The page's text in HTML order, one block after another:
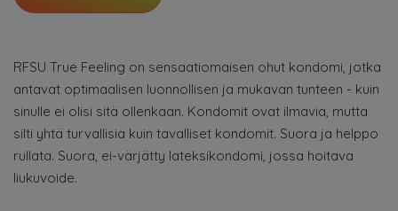
RFSU True Feeling on sensaatiomaisen ohut kondomi, jotka
antavat optimaalisen luonnollisen ja mukavan tunteen - kuin
sinulle ei olisi sitä ollenkaan. Kondomit ovat ilmavia, mutta
silti yhtä turvallisia kuin tavalliset kondomit. Suora ja helppo
rullata. Suora, ei-värjätty lateksikondomi, jossa hoitava
liukuvoide.